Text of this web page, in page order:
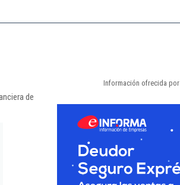
Información ofrecida por
de